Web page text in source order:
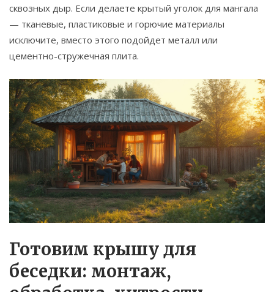
сквозных дыр. Если делаете крытый уголок для мангала
— тканевые, пластиковые и горючие материалы
исключите, вместо этого подойдет металл или
цементно-стружечная плита.
Готовим крышу для
беседки: монтаж,